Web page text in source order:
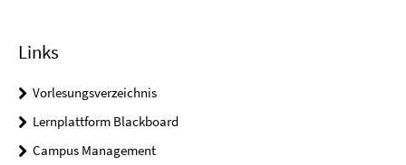
Links
Vorlesungsverzeichnis
Lernplattform Blackboard
Campus Management